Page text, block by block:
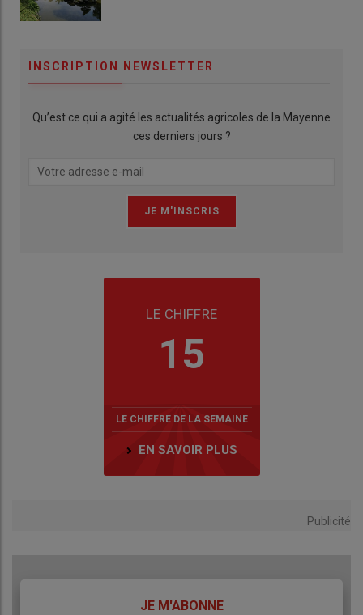
INSCRIPTION NEWSLETTER
Qu’est ce qui a agité les actualités agricoles de la Mayenne
ces derniers jours ?
LE CHIFFRE
15
LE CHIFFRE DE LA SEMAINE
EN SAVOIR PLUS
Publicité
JE M'ABONNE